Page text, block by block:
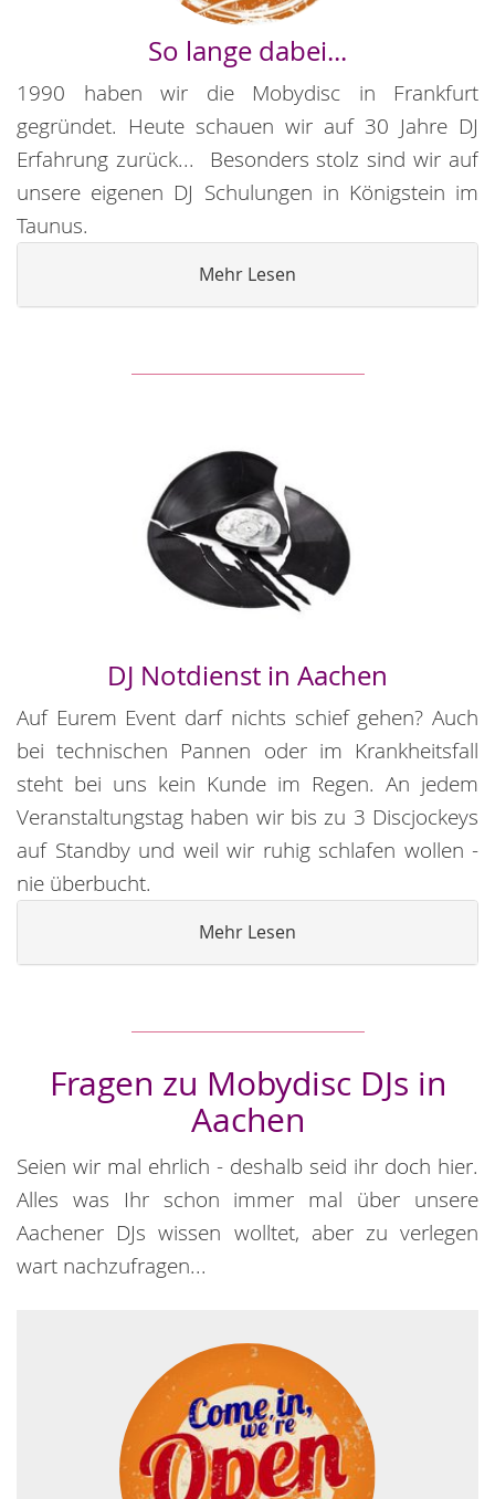
So lange dabei...
1990 haben wir die Mobydisc in Frankfurt
gegründet. Heute schauen wir auf 30 Jahre DJ
Erfahrung zurück... Besonders stolz sind wir auf
unsere eigenen DJ Schulungen in Königstein im
Taunus.
Mehr Lesen
DJ Notdienst in Aachen
Auf Eurem Event darf nichts schief gehen? Auch
bei technischen Pannen oder im Krankheitsfall
steht bei uns kein Kunde im Regen. An jedem
Veranstaltungstag haben wir bis zu 3 Discjockeys
auf Standby und weil wir ruhig schlafen wollen -
nie überbucht.
Mehr Lesen
Fragen zu Mobydisc DJs in
Aachen
Seien wir mal ehrlich - deshalb seid ihr doch hier.
Alles was Ihr schon immer mal über unsere
Aachener DJs wissen wolltet, aber zu verlegen
wart nachzufragen...